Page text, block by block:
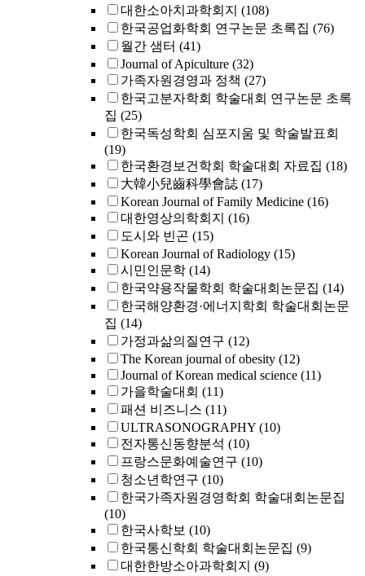
대한소아치과학회지 (108)
한국공업화학회 연구논문 초록집 (76)
월간 샘터 (41)
Journal of Apiculture (32)
가족자원경영과 정책 (27)
한국고분자학회 학술대회 연구논문 초록
집 (25)
한국독성학회 심포지움 및 학술발표회
(19)
한국환경보건학회 학술대회 자료집 (18)
大韓小兒齒科學會誌 (17)
Korean Journal of Family Medicine (16)
대한영상의학회지 (16)
도시와 빈곤 (15)
Korean Journal of Radiology (15)
시민인문학 (14)
한국약용작물학회 학술대회논문집 (14)
한국해양환경·에너지학회 학술대회논문
집 (14)
가정과삶의질연구 (12)
The Korean journal of obesity (12)
Journal of Korean medical science (11)
가을학술대회 (11)
패션 비즈니스 (11)
ULTRASONOGRAPHY (10)
전자통신동향분석 (10)
프랑스문화예술연구 (10)
청소년학연구 (10)
한국가족자원경영학회 학술대회논문집
(10)
한국사학보 (10)
한국통신학회 학술대회논문집 (9)
대한한방소아과학회지 (9)